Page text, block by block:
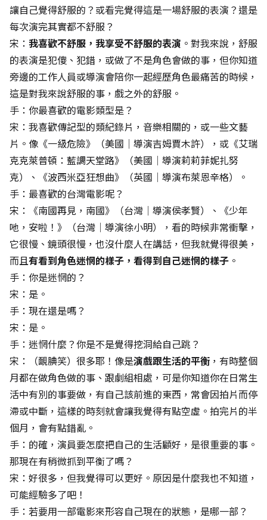
讓自己覺得舒服的？或看完覺得這是一場舒服的表演？還是
每次演完其實都不舒服？
宋： 我喜歡不舒服，我享受不舒服的表演 。對我來說，舒服
的表演是犯傻、犯錯，或做了不是角色會做的事，但你知道
旁邊的工作人員或導演會陪你一起經歷角色最痛苦的時候，
這是對我來說舒服的事，戲之外的舒服。
手：你最喜歡的電影類型是？
宋：我喜歡傳記型的類紀錄片，音樂相關的，或一些文藝
片。像《一級危險》（美國│導演吉姆賈木許），或《艾瑞
克克萊普頓：藍調天堂路》（美國│導演莉莉菲妮扎努
克）、《波西米亞狂想曲》（英國│導演布萊恩辛格）。
手：最喜歡的台灣電影呢？
宋：《南國再見，南國》（台灣│導演侯孝賢）、《少年
吔，安啦！》（台灣│導演徐小明），看的時候非常衝擊，
它很慢、鏡頭很慢，也沒什麼人在講話，但我就覺得很美，
而且有看到角色迷惘的樣子，看得到自己迷惘的樣子 。
手：你是迷惘的？
宋：是。
手：現在還是嗎？
宋：是。
手：迷惘什麼？你是不是覺得挖洞給自己跳？
宋：（靦腆笑）很多耶！像是演戲跟生活的平衡 ，有時整個
月都在做角色做的事、跟劇組相處，可是你知道你在日常生
活中有別的事要做，有自己該前進的東西，常會因拍片而停
滯或中斷，這樣的時刻就會讓我覺得有點空虛。拍完片的半
個月，會有點錯亂。
手：的確，演員要怎麼把自己的生活顧好，是很重要的事。
那現在有稍微抓到平衡了嗎？
宋：好很多，但我覺得可以更好。原因是什麼我也不知道，
可能經驗多了吧！
手：若要用一部電影來形容自己現在的狀態，是哪一部？